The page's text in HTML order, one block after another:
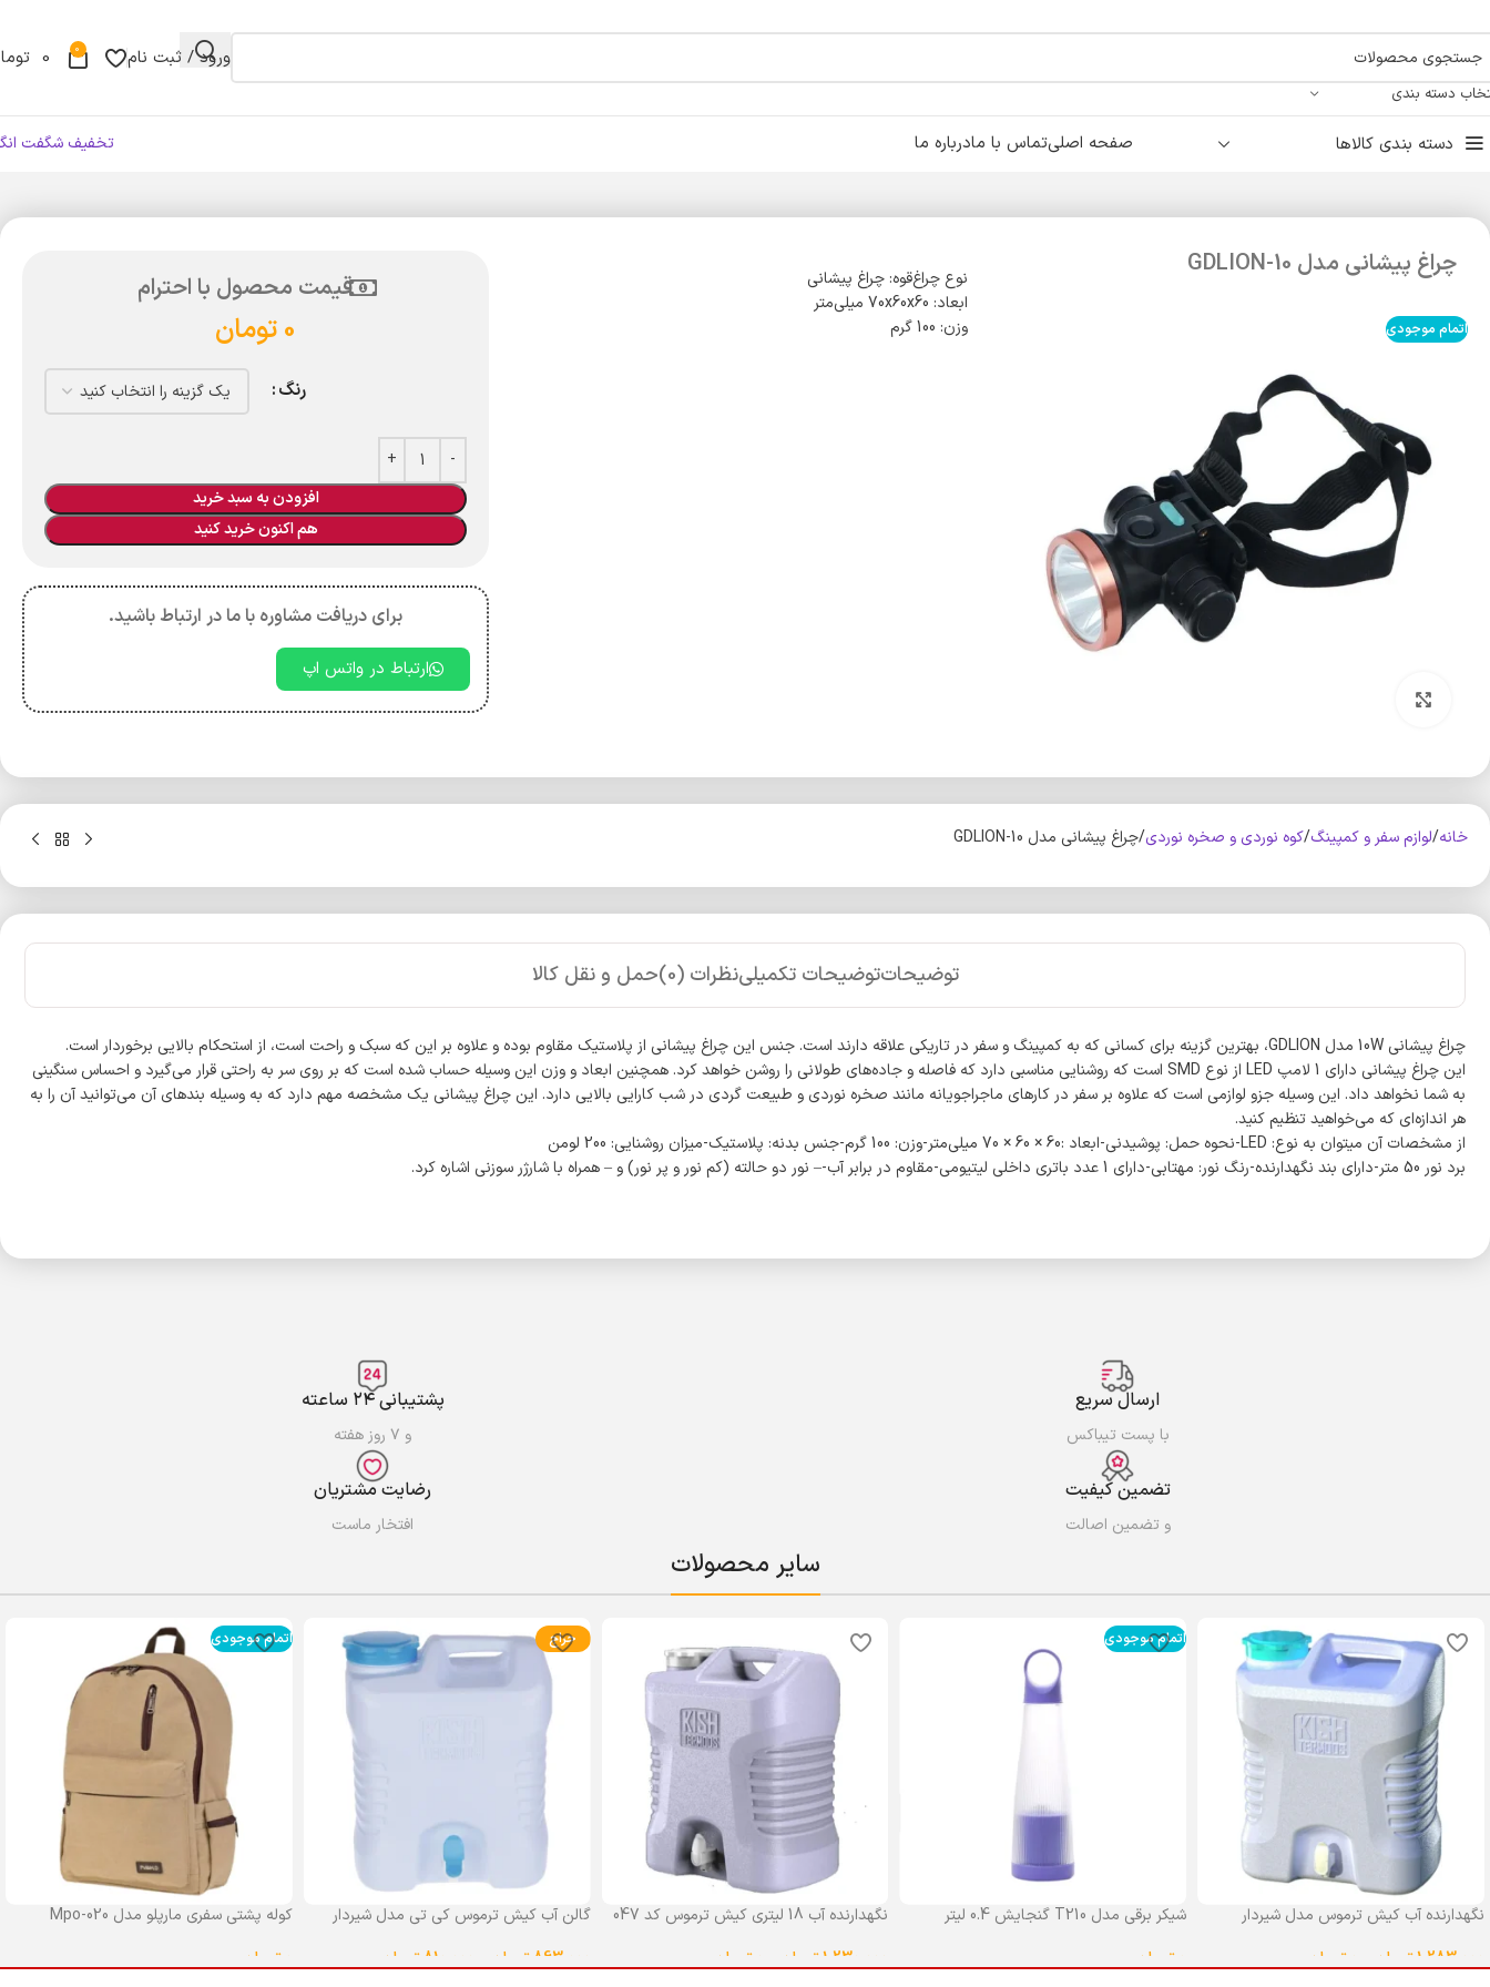
دسته بندی
ورود / ثبت نام 0
0
دسته بندی کالاها صفحه اصلیتماس با مادرباره ما تخفیف شگفت
چراغ پیشانی مدل GDLION-10
اتمام موجودی
نوع چراغ‌قوه: چراغ پیشانی
ابعاد: 70x60x60 میلی‌متر
وزن: 100 گرم
قیمت محصول با احترام
0تومان
رنگ
افزودن به سبد خرید
هم اکنون خرید کنید
برای دریافت مشاوره با ما در ارتباط باشید.
ارتباط در واتس اپ
خانه لوازم سفر و کمپینگ کوه‌ نوردی و صخره نوردی چراغ پیشانی مدل GDLION-10
توضیحاتتوضیحات تکمیلینظرات (0) حمل و نقل کالا
چراغ پیشانی 10W مدل GDLION، بهترین گزینه برای کسانی که به کمپینگ و سفر در تاریکی علاقه دارند است. جنس این چراغ پیشانی از پلاستیک مقاوم بوده و علاوه بر این که سبک و راحت است، از استحکام بالایی برخوردار است.
این چراغ پیشانی دارای 1 لامپ LED از نوع SMD است که روشنایی مناسبی دارد که فاصله و جاده‌های طولانی را روشن خواهد کرد. همچنین ابعاد و وزن این وسیله حساب شده است که بر روی سر به راحتی قرار می‌گیرد و احساس سنگینی
به شما نخواهد داد. این وسیله جزو لوازمی است که علاوه بر سفر در کارهای ماجراجویانه مانند صخره نوردی و طبیعت گردی در شب کارایی بالایی دارد. این چراغ پیشانی یک مشخصه مهم دارد که به وسیله بندهای آن می‌توانید آن را به
هر اندازه‌ای که می‌خواهید تنظیم کنید.
از مشخصات آن میتوان به نوع: LED-نحوه حمل: پوشیدنی-ابعاد :60 × 60 × 70 میلی‌متر-وزن: 100 گرم-جنس بدنه: پلاستیک-میزان روشنایی: 200 لومن
برد نور 50 متر-دارای بند نگهدارنده-رنگ نور: مهتابی-دارای 1 عدد باتری داخلی لیتیومی-مقاوم در برابر آب-– نور دو حالته (کم نور و پر نور) و – همراه با شارژر سوزنی اشاره کرد.
ارسال سریع
با پست تیباکس
پشتیبانی ۲۴ ساعته
و ۷ روز هفته
تضمین کیفیت
و تضمین اصالت
رضایت مشتریان
افتخار ماست
سایر محصولات
نگهدارنده آب کیش ترموس مدل شیردار
1,283,000تومان تومان
اتمام موجودی
شیکر برقی مدل T210 گنجایش 0.4 لیتر
تومان
نگهدارنده آب 18 لیتری کیش ترموس کد 047
1,230,000تومان تومان
حراج
گالن آب کیش ترموس کی تی مدل شیردار
863,000 تومان 810,000 تومان
اتمام موجودی
کوله پشتی سفری مارپلو مدل Mpo-020
تومان